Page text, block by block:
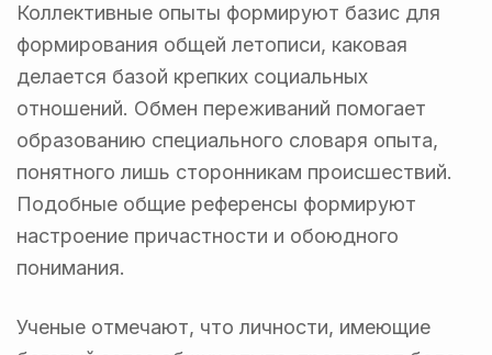
Коллективные опыты формируют базис для
формирования общей летописи, каковая
делается базой крепких социальных
отношений. Обмен переживаний помогает
образованию специального словаря опыта,
понятного лишь сторонникам происшествий.
Подобные общие референсы формируют
настроение причастности и обоюдного
понимания.
Ученые отмечают, что личности, имеющие